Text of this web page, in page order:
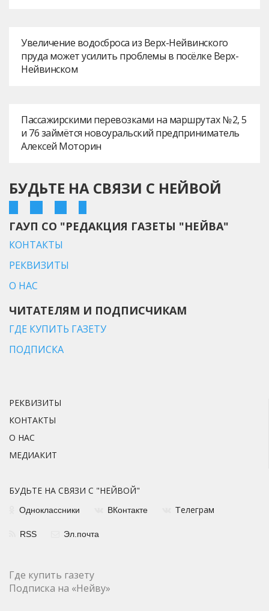
Увеличение водосброса из Верх-Нейвинского
пруда может усилить проблемы в посёлке Верх-
Нейвинском
Пассажирскими перевозками на маршрутах № 2, 5
и 76 займётся новоуральский предприниматель
Алексей Моторин
БУДЬТЕ НА СВЯЗИ С НЕЙВОЙ
ГАУП СО "РЕДАКЦИЯ ГАЗЕТЫ "НЕЙВА"
КОНТАКТЫ
РЕКВИЗИТЫ
О НАС
ЧИТАТЕЛЯМ И ПОДПИСЧИКАМ
ГДЕ КУПИТЬ ГАЗЕТУ
ПОДПИСКА
РЕКВИЗИТЫ
КОНТАКТЫ
О НАС
МЕДИАКИТ
БУДЬТЕ НА СВЯЗИ С "НЕЙВОЙ"
Одноклассники ВКонтакте Телеграм
RSS Эл.почта
Где купить газету
Подписка на «Нейву»